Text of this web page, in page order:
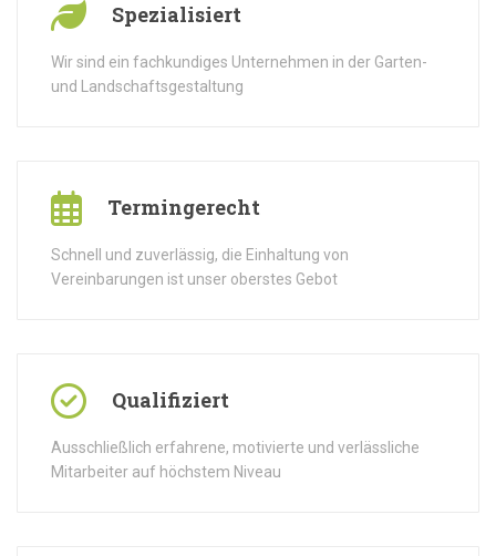
Spezialisiert
Wir sind ein fachkundiges Unternehmen in der Garten-
und Landschaftsgestaltung
Termingerecht
Schnell und zuverlässig, die Einhaltung von
Vereinbarungen ist unser oberstes Gebot
Qualifiziert
Ausschließlich erfahrene, motivierte und verlässliche
Mitarbeiter auf höchstem Niveau